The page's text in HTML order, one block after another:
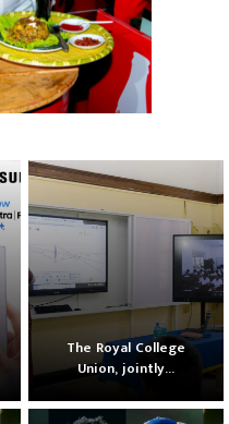
The Royal College
Union, jointly...